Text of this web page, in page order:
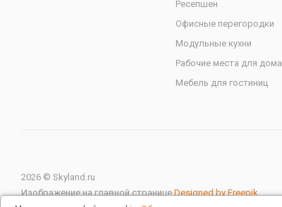
Ресепшен
Офисные перегородки
Модульные кухни
Рабочие места для дома
Мебель для гостиниц
2026 © Skyland.ru
Изображение на главной страницеDesigned by Freepik